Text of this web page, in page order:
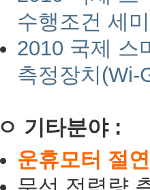
수행조건 세
2010 국제 스
측정장치(Wi-
ㅇ 기타분야 :
운휴모터 절